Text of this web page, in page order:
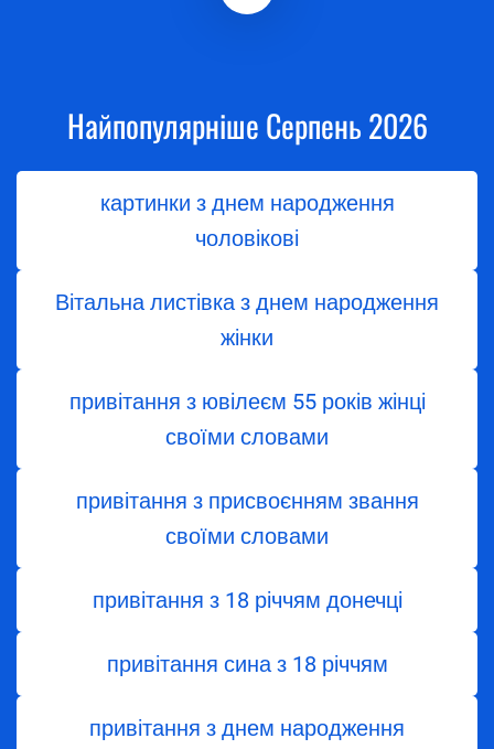
Найпопулярніше Серпень 2026
картинки з днем народження
чоловікові
Вітальна листівка з днем народження
жінки
привітання з ювілеєм 55 років жінці
своїми словами
привітання з присвоєнням звання
своїми словами
привітання з 18 річчям донечці
привітання сина з 18 річчям
привітання з днем народження